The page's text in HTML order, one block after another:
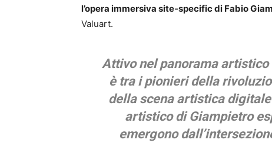
l’opera immersiva site-specific di Fabio
Valuart.
Attivo nel panorama
è tra i pionieri della
della scena artistica
artistico di Giampietro
emergono